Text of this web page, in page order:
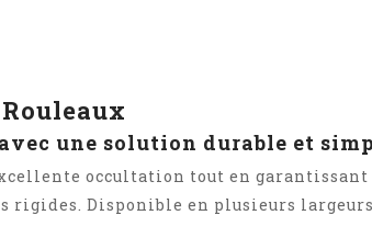
une solution durable et
occultation tout en
Disponible en plusieurs